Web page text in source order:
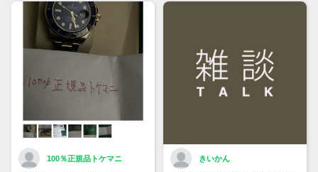
100％正規品トケマニ きいかん